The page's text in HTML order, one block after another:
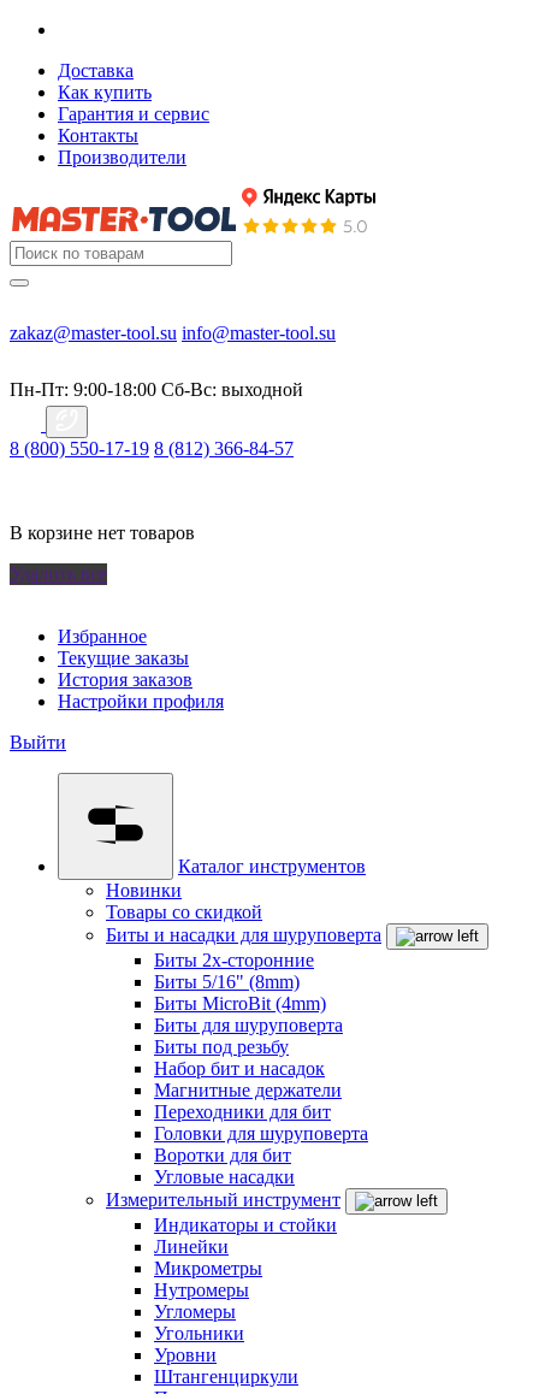
Доставка
Как купить
Гарантия и сервис
Контакты
Производители
zakaz@master-tool.su info@master-tool.su
Пн-Пт: 9:00-18:00 Cб-Вс: выходной
8 (800) 550-17-19 8 (812) 366-84-57
В корзине нет товаров
Удалить все
Избранное
Текущие заказы
История заказов
Настройки профиля
Выйти
Каталог инструментов
Новинки
Товары со скидкой
Биты и насадки для шуруповерта
Биты 2х-сторонние
Биты 5/16" (8mm)
Биты MicroBit (4mm)
Биты для шуруповерта
Биты под резьбу
Набор бит и насадок
Магнитные держатели
Переходники для бит
Головки для шуруповерта
Воротки для бит
Угловые насадки
Измерительный инструмент
Индикаторы и стойки
Линейки
Микрометры
Нутромеры
Угломеры
Угольники
Уровни
Штангенциркули